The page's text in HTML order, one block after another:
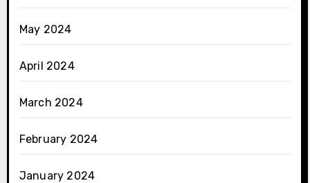
May 2024
April 2024
March 2024
February 2024
January 2024